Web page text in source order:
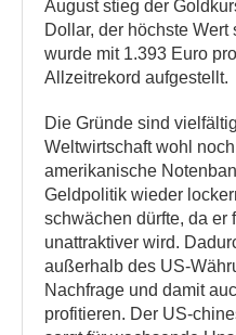
August stieg der
Dollar, der höchste
wurde mit 1.393 Euro
Allzeitrekord aufgestellt.
Die Gründe sind
Weltwirtschaft wohl
amerikanische
Geldpolitik wieder
schwächen dürfte, da er
unattraktiver wird.
außerhalb des US-
Nachfrage und damit
profitieren. Der US-